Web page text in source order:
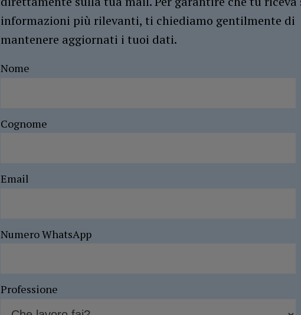
informazioni più rilevanti, ti chiediamo gentilmente di
mantenere aggiornati i tuoi dati.
Nome
Cognome
Email
Numero WhatsApp
Professione